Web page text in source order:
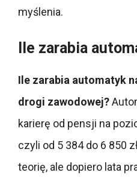
myślenia.
Ile zarabia
Ile zarabia automatyk
drogi zawodowej?
karierę od pensji na
czyli od 5 384 do 6 850
teorię, ale dopiero lata